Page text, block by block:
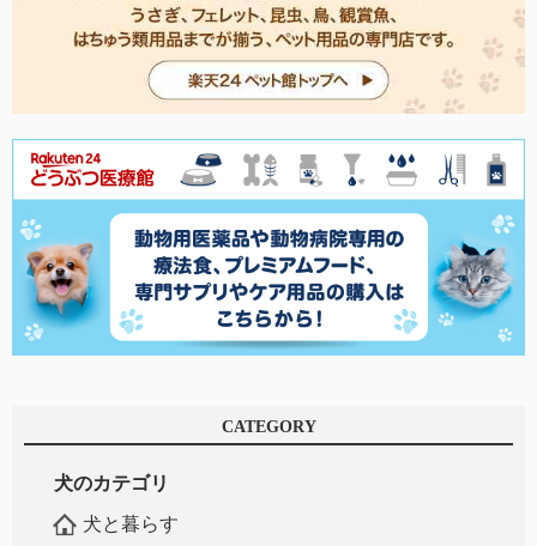
CATEGORY
犬のカテゴリ
犬と暮らす